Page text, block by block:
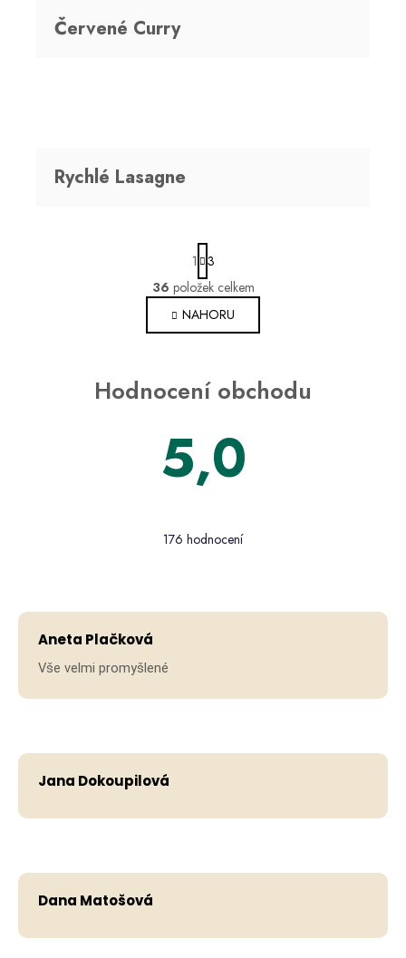
Červené Curry
Rychlé Lasagne
O
v
l
d
a
r
v
y
i
S
t
r
á
n
k
á
n
1
3
36 položek celkem
NAHORU
Hodnocení obchodu
5,0
obchodu
hvězdiček.
176 hodnocení
Aneta Plačková
Vše velmi promyšlené
Jana Dokoupilová
Dana Matošová